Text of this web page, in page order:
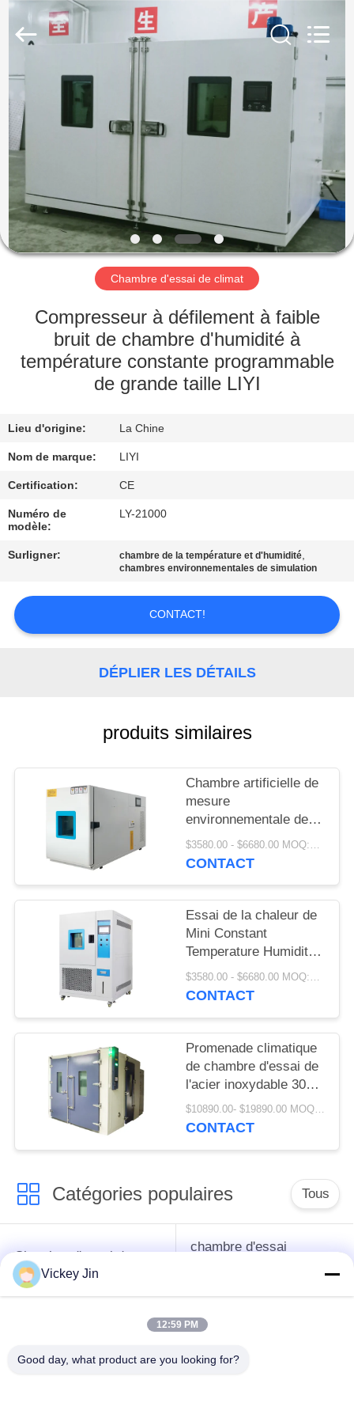
MAISON
PRODUITS
AU
SUJET
DE
NOUS
VISITE
D'USINE
CONTRÔLE
QUALITÉ
CONTACTEZ-
NOUS
DEMANDEZ
UNE
CITATION
PRIVACY
POLICY
Liyi
Environmental
Technology
Reserved.
Chambre d'essai de climat
Compresseur à défilement à faible
bruit de chambre d'humidité à
température constante programmable
de grande taille LIYI
Lieu d'origine: La Chine
Nom de marque: LIYI
Certification: CE
Numéro de
modèle:
LY-21000
Surligner: chambre de la température et d'humidité,
chambres environnementales de simulation
CONTACT!
DÉPLIER LES DÉTAILS
produits similaires
Chambre artificielle de
mesure
environnementale de
contrôle de climat
220V/380V
$3580.00 - $6680.00 MOQ:1 ensemble
CONTACT
Essai de la chaleur de
Mini Constant
Temperature Humidity
Chamber Damp de
laboratoire
$3580.00 - $6680.00 MOQ:1 ensemble
CONTACT
Promenade climatique
de chambre d'essai de
l'acier inoxydable 304
dans la pièce
d'humidité de la
$10890.00- $19890.00 MOQ:1 ensemble
CONTACT
Catégories populaires Tous
Chambre d'essai de
climat
chambre d'essai
Vickey Jin
12:59 PM
Good day, what product are you looking for?